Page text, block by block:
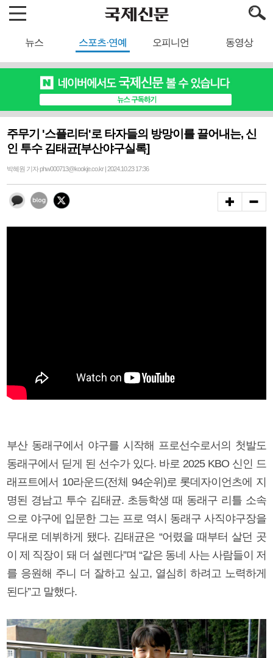
뉴스 스포츠·연예 오피니언 동영상
주무기 '스플리터'로 타자들의 방망이를 끌어내는, 신
인 투수 김태균[부산야구실록]
박혜원 기자 phw000713@kookje.co.kr | 2024.10.23 17:36
부산 동래구에서 야구를 시작해 프로선수로서의 첫발도
동래구에서 딛게 된 선수가 있다. 바로 2025 KBO 신인 드
래프트에서 10라운드(전체 94순위)로 롯데자이언츠에 지
명된 경남고 투수 김태균. 초등학생 때 동래구 리틀 소속
으로 야구에 입문한 그는 프로 역시 동래구 사직야구장을
무대로 데뷔하게 됐다. 김태균은 “어렸을 때부터 살던 곳
이 제 직장이 돼 더 설렌다”며 “같은 동네 사는 사람들이 저
를 응원해 주니 더 잘하고 싶고, 열심히 하려고 노력하게
된다”고 말했다.